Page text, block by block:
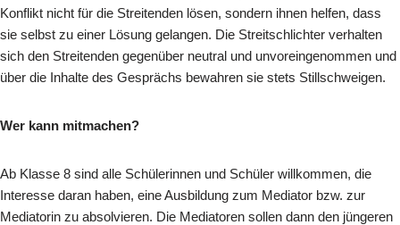
Konflikt nicht für die Streitenden lösen, sondern ihnen helfen, dass
sie selbst zu einer Lösung gelangen. Die Streitschlichter verhalten
sich den Streitenden gegenüber neutral und unvoreingenommen und
über die Inhalte des Gesprächs bewahren sie stets Stillschweigen.
Wer kann mitmachen?
Ab Klasse 8 sind alle Schülerinnen und Schüler willkommen, die
Interesse daran haben, eine Ausbildung zum Mediator bzw. zur
Mediatorin zu absolvieren. Die Mediatoren sollen dann den jüngeren